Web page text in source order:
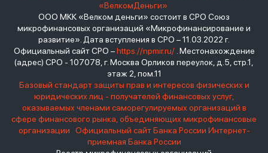
«ВелкомДеньги»
ООО МКК «Велком деньги» состоит в СРО Союз
микрофинансовых организаций «Микрофинансирование и
развитие». Дата вступления в СРО – 11.03.2022 г.
Официальный сайт СРО –https://npmir.ru/. Местонахождение
(адрес) СРО - 107078, г. Москва Орликов переулок, д.5, стр.1,
этаж 2, пом.11
Базовый стандарт защиты прав и интересов физических и
юридических лиц - получателей финансовых услуг,
оказываемых членами саморегулируемых организаций в
сфере финансового рынка, объединяющих микрофинансовые
организации
Официальный сайт Банка России Интернет-
приемная Банка России